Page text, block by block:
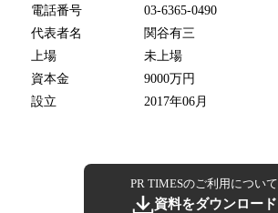
電話番号
03-6365-0490
代表者名
関谷有三
上場
未上場
資本金
9000万円
設立
2017年06月
PR TIMESのご利用について
資料をダウンロード